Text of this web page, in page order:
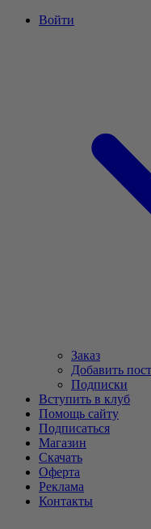
Войти
Заказ
Добавить пост
Подписки
Вступить в клуб
Помощь сайту
Подписаться
Магазин
Скачать
Оферта
Реклама
Контакты